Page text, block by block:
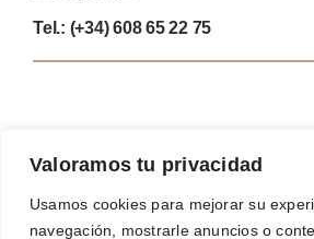
Valoramos tu privacidad
Usamos cookies para mejorar su
navegación, mostrarle anuncios o
Tel.: (+34) 608 65 22 75